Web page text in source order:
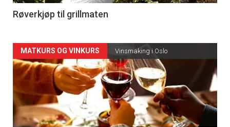
4
Røverkjøp til grillmaten
Forsiden
akkurat
nå
-
MATKURS OG VINKURS Vinsmaking i Oslo